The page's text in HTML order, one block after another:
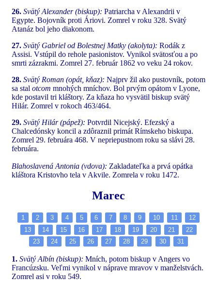
26. Svätý Alexander (biskup): Patriarcha v Alexandrii v
Egypte. Bojovník proti Áriovi. Zomrel v roku 328. Svätý
Atanáz bol jeho diakonom.
27. Svätý Gabriel od Bolestnej Matky (akolyta): Rodák z
Assisi. Vstúpil do rehole pasionistov. Vynikol svätosťou a po
smrti zázrakmi. Zomrel 27. február 1862 vo veku 24 rokov.
28. Svätý Roman (opát, kňaz): Najprv žil ako pustovník, potom
sa stal otcom mnohých mníchov. Bol prvým opátom v Lyone,
kde postavil tri kláštory. Za kňaza ho vysvätil biskup svätý
Hilár. Zomrel v rokoch 463/464.
29. Svätý Hilár (pápež): Potvrdil Nicejský. Efezský a
Chalcedónsky koncil a zdôraznil primát Rímskeho biskupa.
Zomrel 29. februára 468. V nepriepustnom roku sa slávi 28.
februára.
Blahoslavená Antonia (vdova): Zakladateľka a prvá opátka
kláštora Kristovho tela v Akvile. Zomrela v roku 1472.
Marec
1 2 3 4 5 6 7 8 9 10 11
12
13
14 15 16 17 18 19 20 21
22
23
24 25 26 27 28 29 30 31
1. Svätý Albín (biskup): Mních, potom biskup v Angers vo
Francúzsku. Veľmi vynikol v náprave mravov v manželstvách.
Zomrel asi v roku 549.